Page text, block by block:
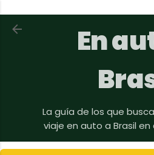
Ir al contenido
En
La guía de los que
viaje en auto a Brasil